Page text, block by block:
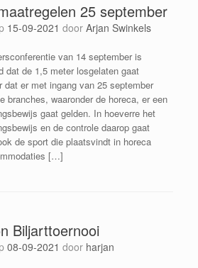
25 september
15-09-2021 door Arjan Swinkels
van 14 september is
dat de 1,5 meter losgelaten gaat
dat er met ingang van 25 september
branches, waaronder de horeca, er een
gaat gelden. In hoeverre het
en de controle daarop gaat
de sport die plaatsvindt in horeca
[…]
Biljarttoernooi
08-09-2021 door harjan